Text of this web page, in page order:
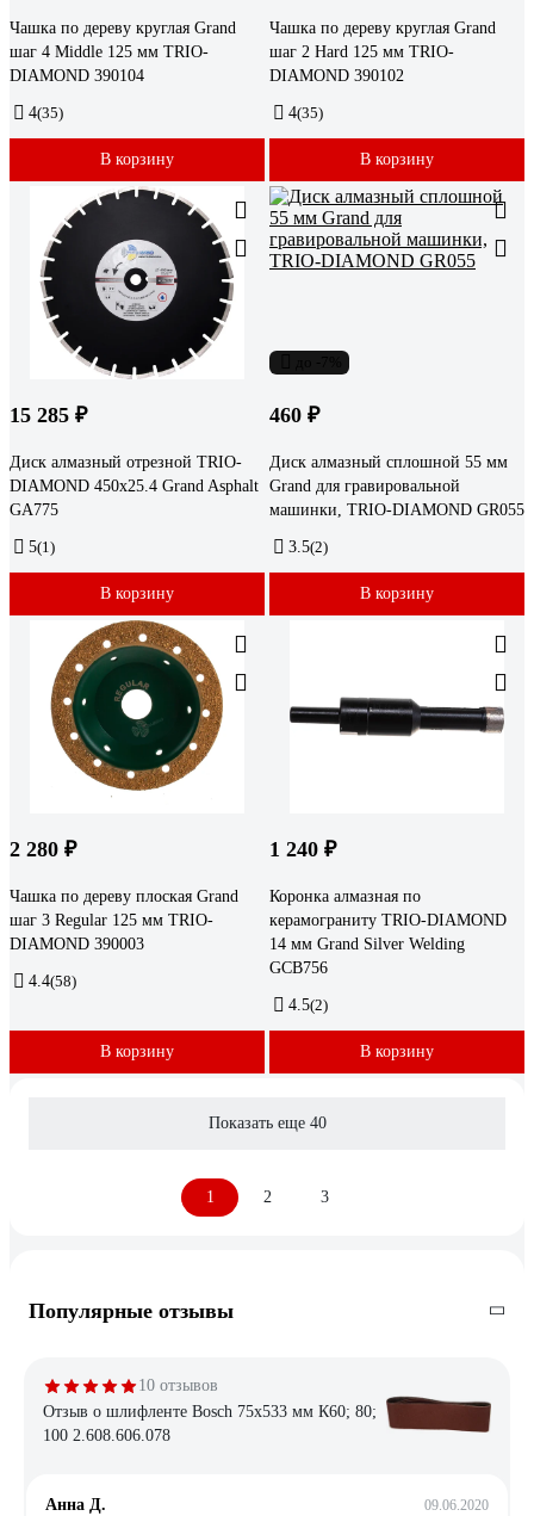
Чашка по дереву круглая Grand
шаг 4 Middle 125 мм TRIO-
DIAMOND 390104
4(35)
В корзину
Чашка по дереву круглая Grand
шаг 2 Hard 125 мм TRIO-
DIAMOND 390102
4(35)
В корзину
15 285 ₽
Диск алмазный отрезной TRIO-
DIAMOND 450x25.4 Grand Asphalt
GA775
5(1)
В корзину
460 ₽
Диск алмазный сплошной 55 мм
Grand для гравировальной
машинки, TRIO-DIAMOND GR055
3.5(2)
В корзину
2 280 ₽
Чашка по дереву плоская Grand
шаг 3 Regular 125 мм TRIO-
DIAMOND 390003
4.4(58)
В корзину
1 240 ₽
Коронка алмазная по
керамограниту TRIO-DIAMOND
14 мм Grand Silver Welding
GCB756
4.5(2)
В корзину
Показать еще 40
1 2 3
Популярные отзывы
10 отзывов
Отзыв о шлифленте Bosch 75х533 мм К60; 80;
100 2.608.606.078
Анна Д. 09.06.2020